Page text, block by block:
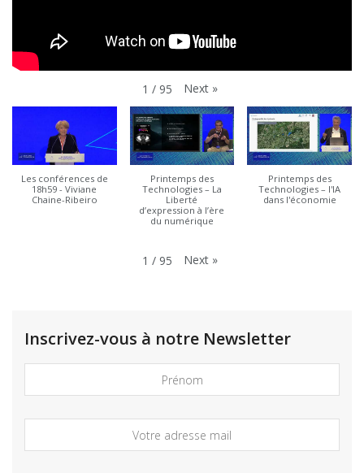
1 / 95 Next »
Les conférences de
18h59 - Viviane
Chaine-Ribeiro
Printemps des
Technologies – La
Liberté
d’expression à l’ère
du numérique
Printemps des
Technologies – l'IA
dans l'économie
1 / 95 Next »
Inscrivez-vous à notre Newsletter